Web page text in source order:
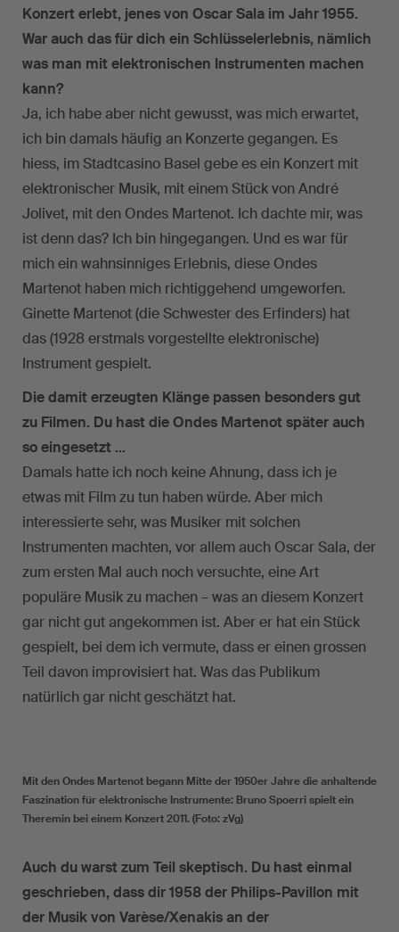
Konzert erlebt, jenes von Oscar Sala im Jahr 1955.
War auch das für dich ein Schlüsselerlebnis, nämlich
was man mit elektronischen Instrumenten machen
kann?
Ja, ich habe aber nicht gewusst, was mich erwartet,
ich bin damals häufig an Konzerte gegangen. Es
hiess, im Stadtcasino Basel gebe es ein Konzert mit
elektronischer Musik, mit einem Stück von André
Jolivet, mit den Ondes Martenot. Ich dachte mir, was
ist denn das? Ich bin hingegangen. Und es war für
mich ein wahnsinniges Erlebnis, diese Ondes
Martenot haben mich richtiggehend umgeworfen.
Ginette Martenot (die Schwester des Erfinders) hat
das (1928 erstmals vorgestellte elektronische)
Instrument gespielt.
Die damit erzeugten Klänge passen besonders gut
zu Filmen. Du hast die Ondes Martenot später auch
so eingesetzt …
Damals hatte ich noch keine Ahnung, dass ich je
etwas mit Film zu tun haben würde. Aber mich
interessierte sehr, was Musiker mit solchen
Instrumenten machten, vor allem auch Oscar Sala, der
zum ersten Mal auch noch versuchte, eine Art
populäre Musik zu machen – was an diesem Konzert
gar nicht gut angekommen ist. Aber er hat ein Stück
gespielt, bei dem ich vermute, dass er einen grossen
Teil davon improvisiert hat. Was das Publikum
natürlich gar nicht geschätzt hat.
Mit den Ondes Martenot begann Mitte der 1950er Jahre die anhaltende
Faszination für elektronische Instrumente: Bruno Spoerri spielt ein
Theremin bei einem Konzert 2011. (Foto: zVg)
Auch du warst zum Teil skeptisch. Du hast einmal
geschrieben, dass dir 1958 der Philips-Pavillon mit
der Musik von Varèse/Xenakis an der